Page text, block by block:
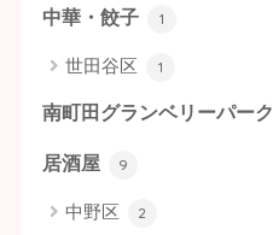
中華・餃子 1
世田谷区 1
南町田グランベリーパーク
居酒屋 9
中野区 2